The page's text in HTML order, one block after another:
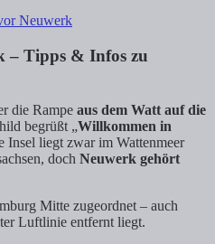
– Tipps & Infos zu
die Rampe aus dem Watt auf die
begrüßt „Willkommen in
Insel liegt zwar im Wattenmeer
doch Neuwerk gehört
Mitte zugeordnet – auch
Luftlinie entfernt liegt.